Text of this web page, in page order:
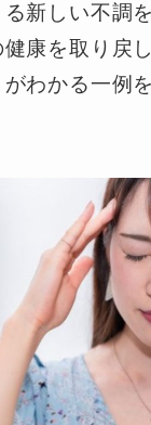
新しい不調
康を取り戻
わかる一例